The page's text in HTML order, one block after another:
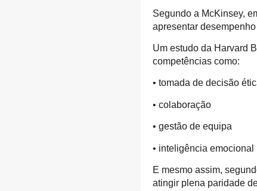
Segundo a McKinsey,
apresentar
Um estudo da Harvard
competências como:
• tomada de decisão
• colaboração
• gestão de equipa
• inteligência emocional
E mesmo assim,
atingir plena paridade